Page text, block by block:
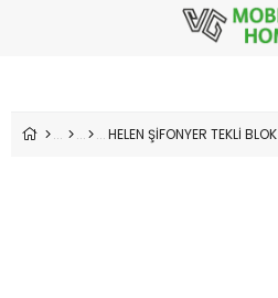
HELEN ŞİFONYER TEKLİ BLOK